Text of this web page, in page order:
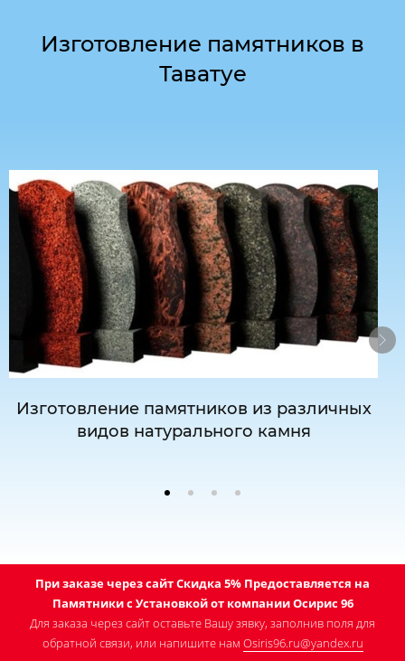
Изготовление памятников в
Таватуе
Изготовление памятников из различных
видов натурального камня
При заказе через сайт Скидка 5% Предоставляется на
Памятники с Установкой от компании Осирис 96
Для заказа через сайт оставьте Вашу зявку, заполнив поля для
обратной связи, или напишите нам Osiris96.ru@yandex.ru